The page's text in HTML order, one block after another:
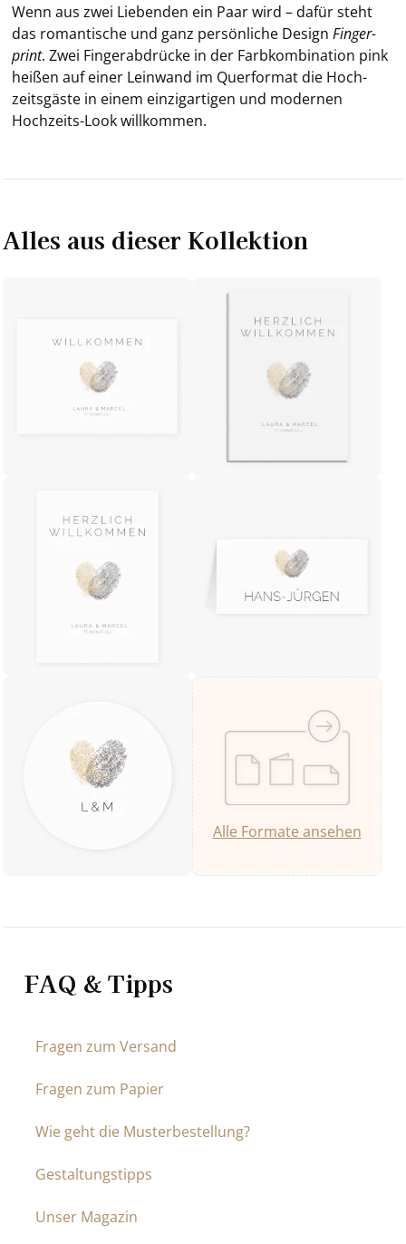
Wenn aus zwei Lie­ben­den ein Paar wird – dafür steht
das ro­man­ti­sche und ganz per­sön­li­che De­sign Fin­ger­
print. Zwei Fin­ger­ab­drü­cke in der Farb­kom­bi­na­ti­on pink
hei­ßen auf einer Lein­wand im Quer­for­mat die Hoch­
zeits­gäs­te in einem ein­zig­ar­ti­gen und mo­der­nen
Hochzeits-​Look will­kom­men.
Alles aus dieser Kollektion
Alle Formate ansehen
FAQ & Tipps
Fragen zum Versand
Fragen zum Papier
Wie geht die Musterbestellung?
Gestaltungstipps
Unser Magazin